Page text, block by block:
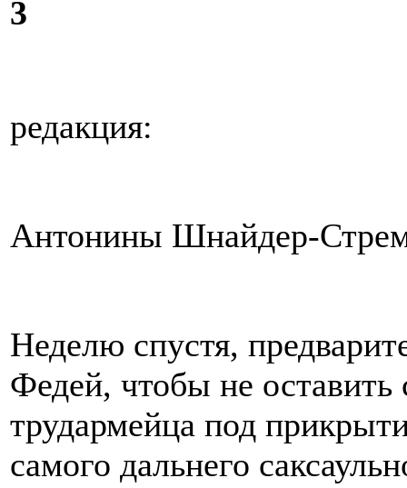
3
редакция:
Антонины Шнайдер-
Неделю спустя,
Федей, чтобы не оставить
трудармейца под
самого дальнего